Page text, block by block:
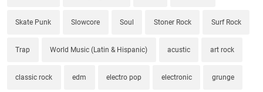
Skate Punk Slowcore Soul Stoner Rock Surf Rock
Trap World Music (Latin & Hispanic) acustic art rock
classic rock edm electro pop electronic grunge